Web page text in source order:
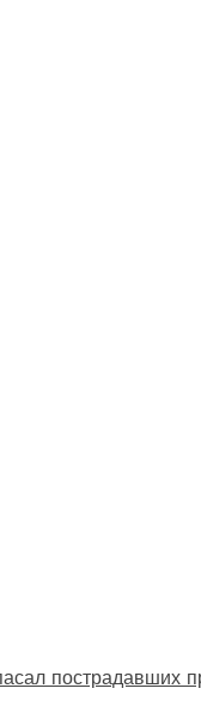
пострадавших